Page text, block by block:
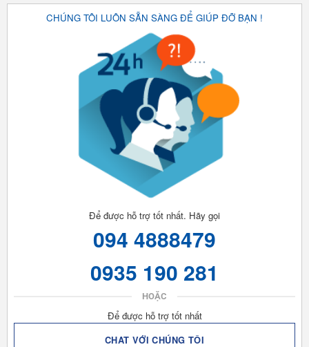
CHÚNG TÔI LUÔN SẴN SÀNG ĐỂ GIÚP ĐỠ BẠN !
Để được hỗ trợ tốt nhất. Hãy gọi
094 4888479
0935 190 281
HOẶC
Để được hỗ trợ tốt nhất
CHAT VỚI CHÚNG TÔI